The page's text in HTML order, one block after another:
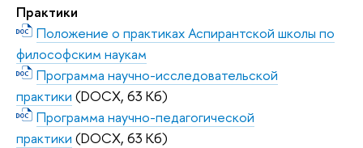
Практики
Положение о практиках Аспирантской школы по
философским наукам
Программа научно-исследовательской
практики (DOCX, 63 Кб)
Программа научно-педагогической
практики (DOCX, 63 Кб)